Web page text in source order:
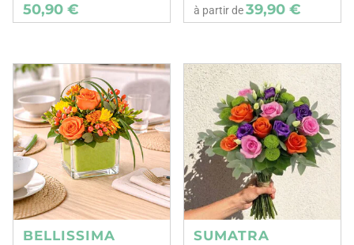
50,90 € à partir de39,90 €
BELLISSIMA SUMATRA